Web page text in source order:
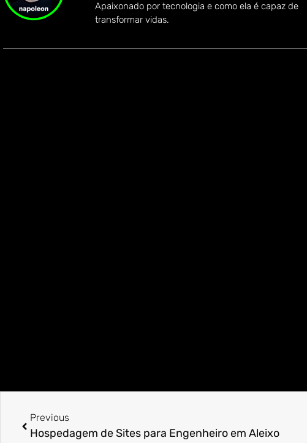
Apaixonado por tecnologia e como ela é capaz de
transformar vidas.
Previous
Hospedagem de Sites para Engenheiro em Aleixo